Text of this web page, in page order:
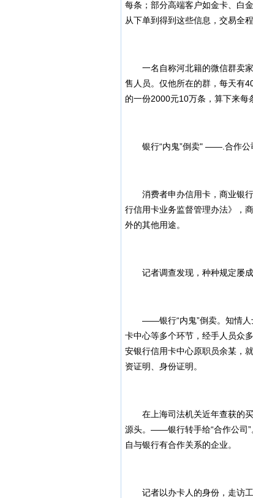
每条；部分高端客户如金卡、白
从下单到得到这些信息，交易全
一名自称河北籍的微信群卖家
售人员。仅他所在的群，每天有
的一份2000元10万条，算下来每
银行“内鬼”倒卖" ——.合作公
消费者申办信用卡，商业银行
行信用卡业务监督管理办法》，
外的其他用途。
记者调查发现，种种规定屡成“
——银行“内鬼”倒卖。知情人士
卡中心等多个环节，经手人员众
安银行信用卡中心原职员余某，
资证明、身份证明。
在上海司法机关近年查获的买
源头。——银行转手给“合作公司”
自与银行有合作关系的企业。
记者以办卡人的身份，走访工